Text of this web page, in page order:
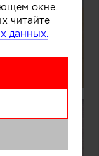
окне.
читайте
данных.